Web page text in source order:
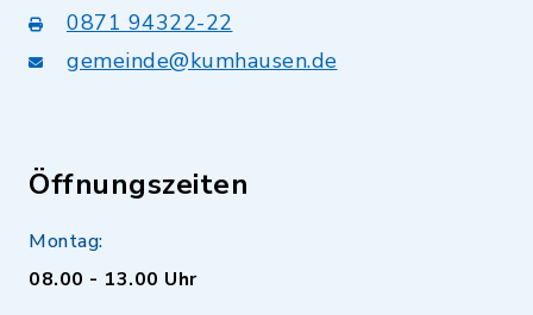
0871 94322-22
gemeinde@kumhausen.de
Öffnungszeiten
Montag:
08.00 - 13.00 Uhr